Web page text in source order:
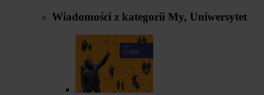
Wiadomości z kategorii My, Uniwersytet